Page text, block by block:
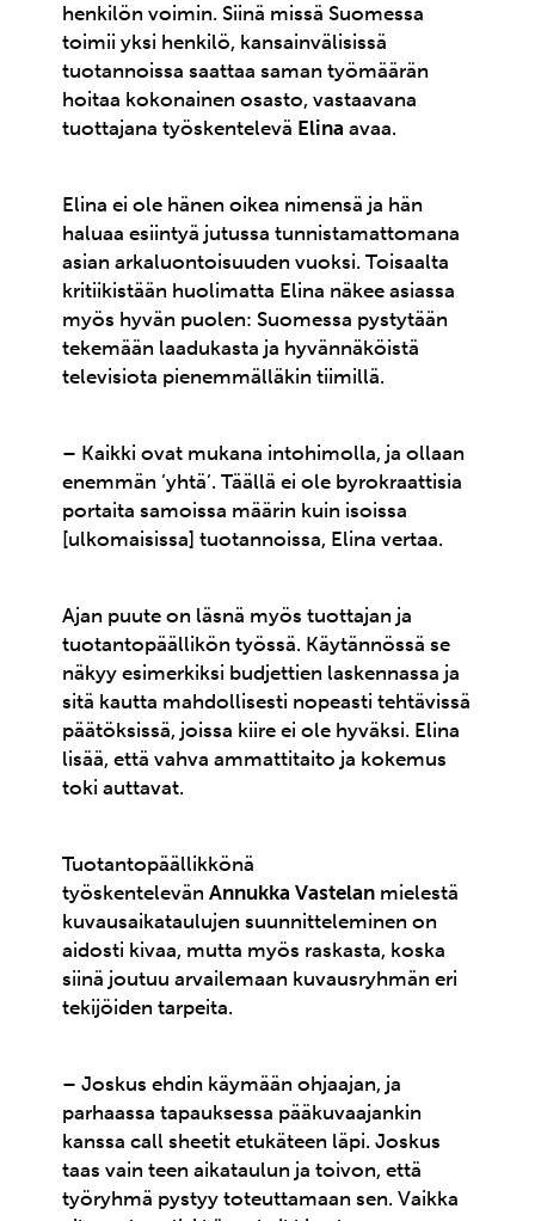
henkilön voimin. Siinä missä Suomessa
toimii yksi henkilö, kansainvälisissä
tuotannoissa saattaa saman työmäärän
hoitaa kokonainen osasto, vastaavana
tuottajana työskentelevä Elinaavaa.
Elina ei ole hänen oikea nimensä ja hän
haluaa esiintyä jutussa tunnistamattomana
asian arkaluontoisuuden vuoksi. Toisaalta
kritiikistään huolimatta Elina näkee asiassa
myös hyvän puolen: Suomessa pystytään
tekemään laadukasta ja hyvännäköistä
televisiota pienemmälläkin tiimillä.
– Kaikki ovat mukana intohimolla, ja ollaan
enemmän ’yhtä’. Täällä ei ole byrokraattisia
portaita samoissa määrin kuin isoissa
[ulkomaisissa] tuotannoissa, Elina vertaa.
Ajan puute on läsnä myös tuottajan ja
tuotantopäällikön työssä. Käytännössä se
näkyy esimerkiksi budjettien laskennassa ja
sitä kautta mahdollisesti nopeasti tehtävissä
päätöksissä, joissa kiire ei ole hyväksi. Elina
lisää, että vahva ammattitaito ja kokemus
toki auttavat.
Tuotantopäällikkönä
työskentelevän Annukka Vastelan mielestä
kuvausaikataulujen suunnitteleminen on
aidosti kivaa, mutta myös raskasta, koska
siinä joutuu arvailemaan kuvausryhmän eri
tekijöiden tarpeita.
– Joskus ehdin käymään ohjaajan, ja
parhaassa tapauksessa pääkuvaajankin
kanssa call sheetit etukäteen läpi. Joskus
taas vain teen aikataulun ja toivon, että
työryhmä pystyy toteuttamaan sen. Vaikka